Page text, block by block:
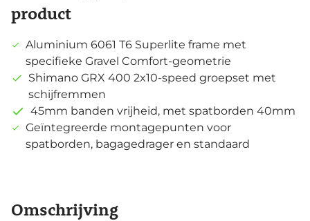
product
Aluminium 6061 T6 Superlite frame met
specifieke Gravel Comfort-geometrie
Shimano GRX 400 2x10-speed groepset met
schijfremmen
45mm banden vrijheid, met spatborden 40mm
Geïntegreerde montagepunten voor
spatborden, bagagedrager en standaard
Omschrijving